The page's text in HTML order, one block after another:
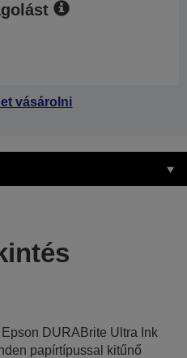
vásárolni
DURABrite Ultra Ink
papírtípussal kitűnő